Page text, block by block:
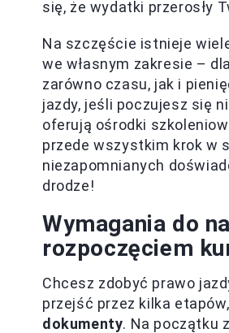
się, że wydatki przerosły
Na szczęście istnieje
we własnym zakresie –
zarówno czasu, jak i
jazdy, jeśli poczujesz się
oferują ośrodki
przede wszystkim krok w
niezapomnianych
drodze!
Wymagania do
rozpoczęciem
Chcesz zdobyć prawo
przejść przez kilka
dokumenty. Na początku